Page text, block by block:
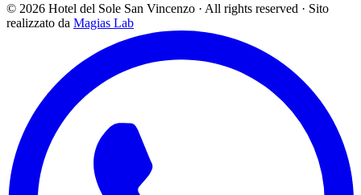
© 2026 Hotel del Sole San Vincenzo · All rights reserved · Sito
realizzato da Magias Lab